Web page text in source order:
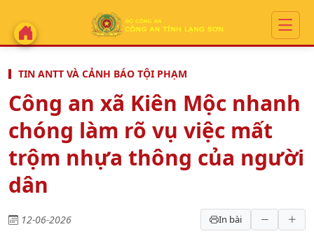
TIN ANTT VÀ CẢNH BÁO TỘI PHẠM
Công an xã Kiên Mộc nhanh
chóng làm rõ vụ việc mất
trộm nhựa thông của người
dân
12-06-2026 In bài